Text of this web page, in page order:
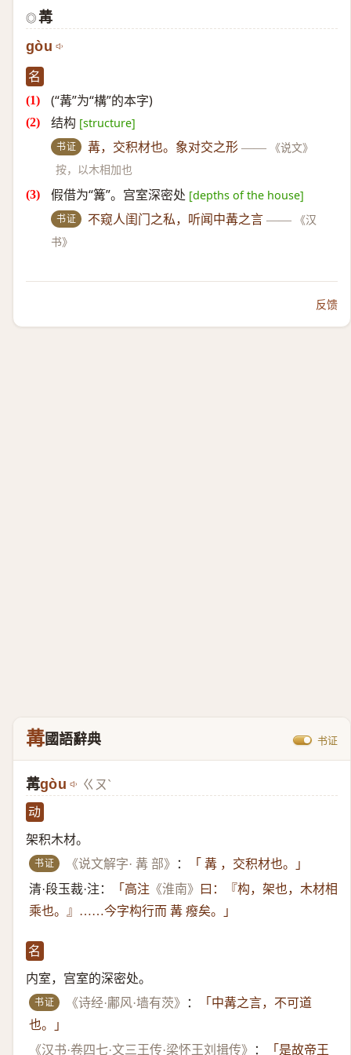
◎ 冓
gòu
名
(“冓”为“構”的本字)
结构 [structure]
书证 冓，交积材也。象对交之形 ——
《说文》
按，以木相加也
假借为“篝”。宫室深密处 [depths of the house]
书证 不窥人闺门之私，听闻中冓之言 ——
《汉
书》
反馈
冓國語辭典 书证
冓gòu ㄍㄡˋ
动
架积木材。
书证 《说文解字· 冓 部》 ：
「 冓 ，交积材也。」
清·段玉裁·注：
「高注 《淮南》
曰：『构，架也，木材相
乘也。』……今字构行而 冓 癈矣。」
名
内室，宫室的深密处。
书证 《诗经·鄘风·墙有茨》 ：
「中冓之言，不可道
也。」
《汉书·卷四七·文三王传·梁怀王刘揖传》
： 「是故帝王